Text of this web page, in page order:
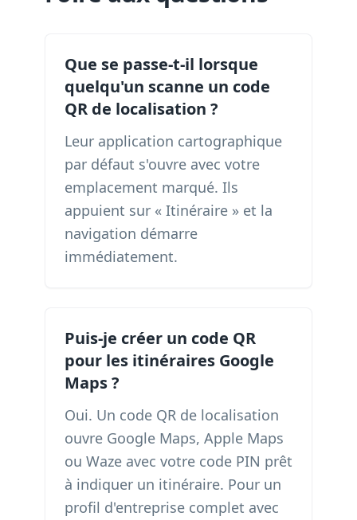
Que se passe-t-il lorsque
quelqu'un scanne un code
QR de localisation ?
Leur application cartographique
par défaut s'ouvre avec votre
emplacement marqué. Ils
appuient sur « Itinéraire » et la
navigation démarre
immédiatement.
Puis-je créer un code QR
pour les itinéraires Google
Maps ?
Oui. Un code QR de localisation
ouvre Google Maps, Apple Maps
ou Waze avec votre code PIN prêt
à indiquer un itinéraire. Pour un
profil d'entreprise complet avec